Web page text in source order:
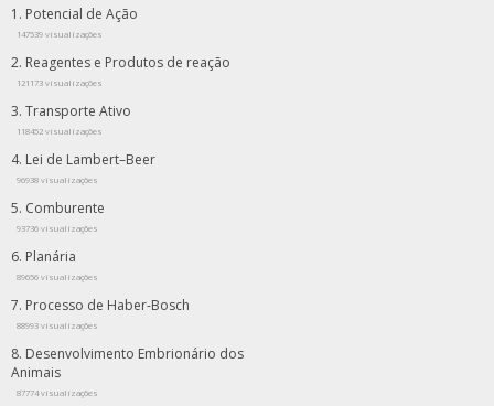
Potencial de Ação
147539 visualizações
Reagentes e Produtos de reação
121173 visualizações
Transporte Ativo
118452 visualizações
Lei de Lambert–Beer
96938 visualizações
Comburente
93736 visualizações
Planária
89656 visualizações
Processo de Haber-Bosch
88993 visualizações
Desenvolvimento Embrionário dos
Animais
87774 visualizações